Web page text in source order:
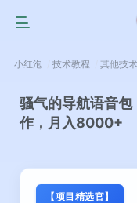
小红泡 技术教程 其他技术
骚气的导航语音
作，月入8000+
【项目精选官】